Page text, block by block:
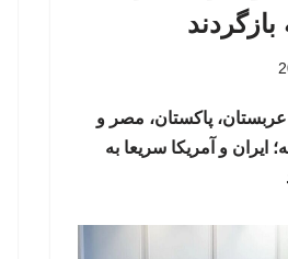
بازگردند
پاکستان، مصر و
ایران و آمریکا سریعا به